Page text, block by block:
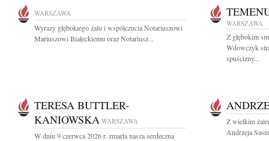
WARSZAWA
Wyrazy głębokiego żalu i współczucia Notariuszowi
Mariuszowi Białeckiemu oraz Notariusz...
WARSZAWA
Z głębokim
Wdowczyk
spuścizny...
TERESA BUTTLER-
KANIOWSKA WARSZAWA
W dniu 9 czerwca 2026 r. zmarła nasza serdeczna
Z wielkim
Andrzeja